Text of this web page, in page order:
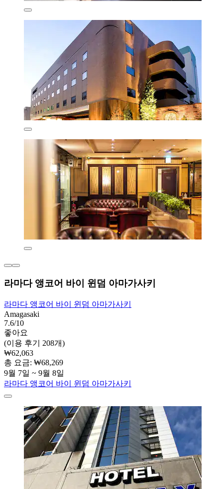
라마다 앵코어 바이 윈덤 아마가사키
라마다 앵코어 바이 윈덤 아마가사키
Amagasaki
7.6/10
좋아요
(이용 후기 208개)
₩62,063
총 요금: ₩68,269
9월 7일 ~ 9월 8일
라마다 앵코어 바이 윈덤 아마가사키